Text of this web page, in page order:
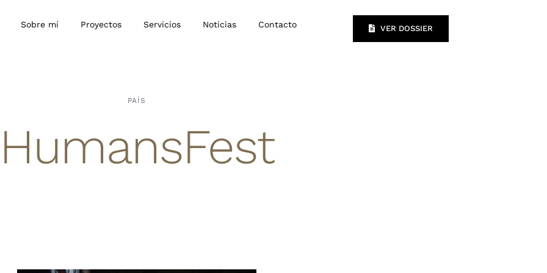
Sobre mí Proyectos Servicios Noticias Contacto VER DOSSIER
PAÍS
HumansFest